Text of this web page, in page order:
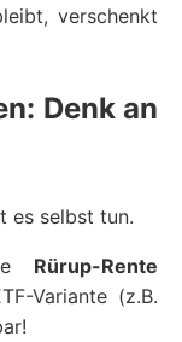
verschenkt
Denk an
es selbst tun.
Rürup-Rente
Variante (z.B.